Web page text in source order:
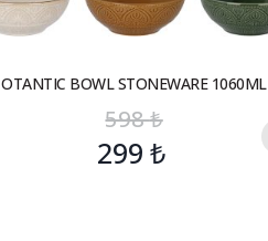
OTANTIC BOWL STONEWARE 1060ML
598₺
299₺